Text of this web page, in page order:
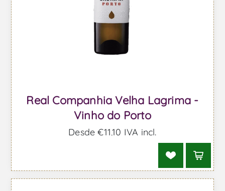
Real Companhia Velha Lagrima -
Vinho do Porto
Desde €11,10 IVA incl.